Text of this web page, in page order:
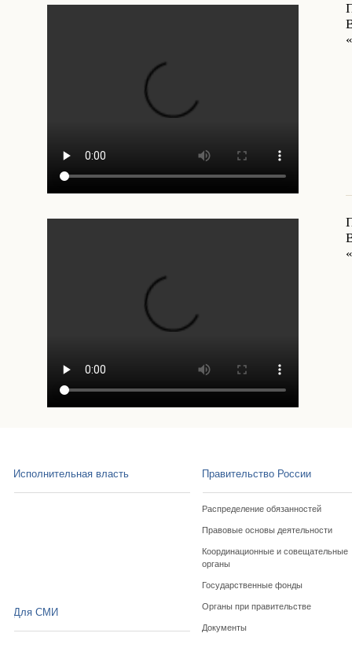
Исполнительная власть Правительство России
Распределение обязанностей
Правовые основы деятельности
Координационные и совещательные
органы
Государственные фонды
Органы при правительстве
Документы
Для СМИ